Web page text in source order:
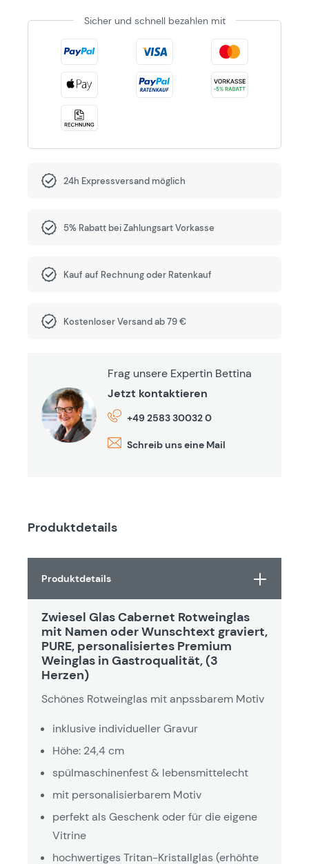
Sicher und schnell bezahlen mit
24h Expressversand möglich
5% Rabatt bei Zahlungsart Vorkasse
Kauf auf Rechnung oder Ratenkauf
Kostenloser Versand ab 79 €
Frag unsere Expertin Bettina
Jetzt kontaktieren
+49 2583 30032 0
Schreib uns eine Mail
Produktdetails
Produktdetails
Zwiesel Glas Cabernet Rotweinglas
mit Namen oder Wunschtext graviert,
PURE, personalisiertes Premium
Weinglas in Gastroqualität, (3
Herzen)
Schönes Rotweinglas mit anpssbarem Motiv
inklusive individueller Gravur
Höhe: 24,4 cm
spülmaschinenfest & lebensmittelecht
mit personalisierbarem Motiv
perfekt als Geschenk oder für die eigene
Vitrine
hochwertiges Tritan-Kristallglas (erhöhte